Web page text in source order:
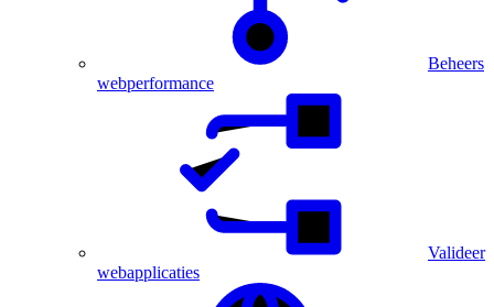
Beheers
webperformance
Valideer
webapplicaties